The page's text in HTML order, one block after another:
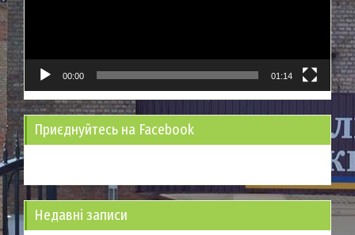
00:00 01:14
Приєднуйтесь на Facebook
Недавні записи